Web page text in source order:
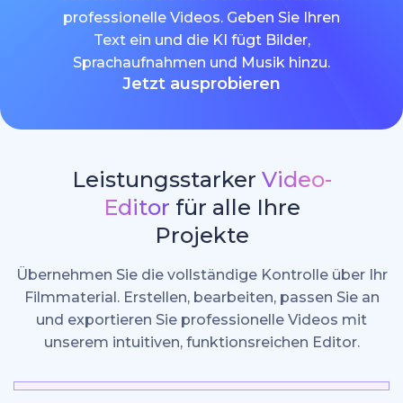
professionelle Videos. Geben Sie Ihren
Text ein und die KI fügt Bilder,
Sprachaufnahmen und Musik hinzu.
Jetzt ausprobieren
Leistungsstarker Video-
Editor für alle Ihre
Projekte
Übernehmen Sie die vollständige Kontrolle über Ihr
Filmmaterial. Erstellen, bearbeiten, passen Sie an
und exportieren Sie professionelle Videos mit
unserem intuitiven, funktionsreichen Editor.